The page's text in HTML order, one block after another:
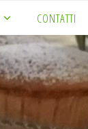
CONTATTI